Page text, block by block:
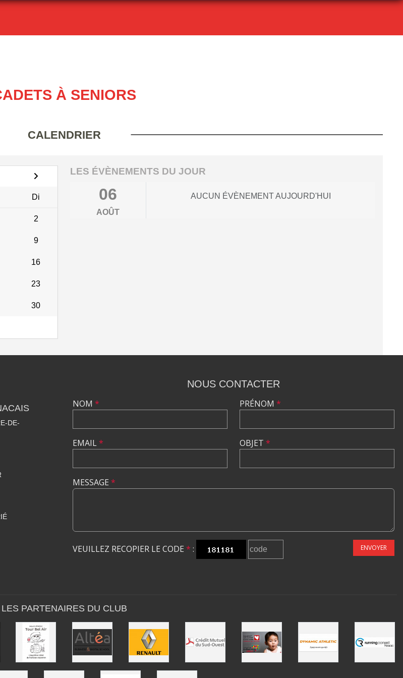
À SENIORS
CALENDRIER
Di
2
9
16
23
30
LES ÉVÈNEMENTS DU JOUR
06
AOÛT
AUCUN ÉVÈNEMENT AUJOURD'HUI
DE-
NOUS CONTACTER
NOM *
EMAIL*
PRÉNOM *
OBJET *
MESSAGE *
VEUILLEZ RECOPIER LE CODE * : ENVOYER
LES PARTENAIRES DU CLUB